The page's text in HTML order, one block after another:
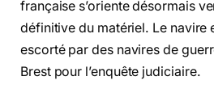
française s’oriente désormais
définitive du matériel. Le navire
escorté par des navires de
Brest pour l’enquête judiciaire.